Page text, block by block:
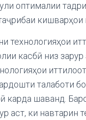
оптималии
кишварҳои
технологияҳои
касбӣ низ
талаботи
карда шаванд.
аст, ки навтарин